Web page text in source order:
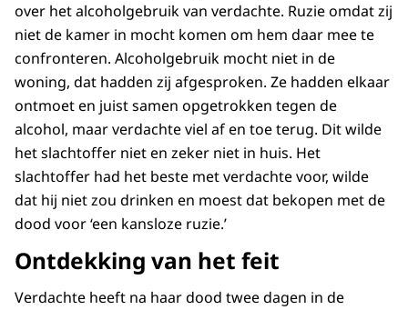
over het alcoholgebruik van verdachte. Ruzie omdat zij
niet de kamer in mocht komen om hem daar mee te
confronteren. Alcoholgebruik mocht niet in de
woning, dat hadden zij afgesproken. Ze hadden elkaar
ontmoet en juist samen opgetrokken tegen de
alcohol, maar verdachte viel af en toe terug. Dit wilde
het slachtoffer niet en zeker niet in huis. Het
slachtoffer had het beste met verdachte voor, wilde
dat hij niet zou drinken en moest dat bekopen met de
dood voor ‘een kansloze ruzie.’
Ontdekking van het feit
Verdachte heeft na haar dood twee dagen in de